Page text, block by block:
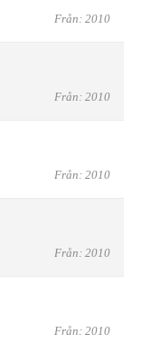
Från: 2010
Från: 2010
Från: 2010
Från: 2010
Från: 2010